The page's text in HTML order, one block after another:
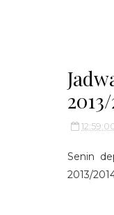
Senin
2013/